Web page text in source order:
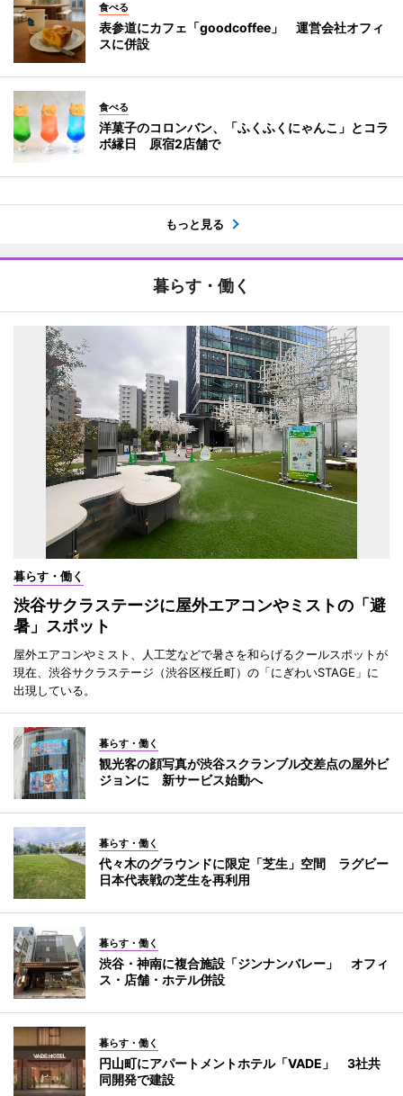
食べる
表参道にカフェ「goodcoffee」 運営会社オフィ
スに併設
食べる
洋菓子のコロンバン、「ふくふくにゃんこ」とコラ
ボ縁日 原宿2店舗で
もっと見る
暮らす・働く
暮らす・働く
渋谷サクラステージに屋外エアコンやミストの「避
暑」スポット
屋外エアコンやミスト、人工芝などで暑さを和らげるクールスポットが
現在、渋谷サクラステージ（渋谷区桜丘町）の「にぎわいSTAGE」に
出現している。
暮らす・働く
観光客の顔写真が渋谷スクランブル交差点の屋外ビ
ジョンに 新サービス始動へ
暮らす・働く
代々木のグラウンドに限定「芝生」空間 ラグビー
日本代表戦の芝生を再利用
暮らす・働く
渋谷・神南に複合施設「ジンナンバレー」 オフィ
ス・店舗・ホテル併設
暮らす・働く
円山町にアパートメントホテル「VADE」 3社共
同開発で建設